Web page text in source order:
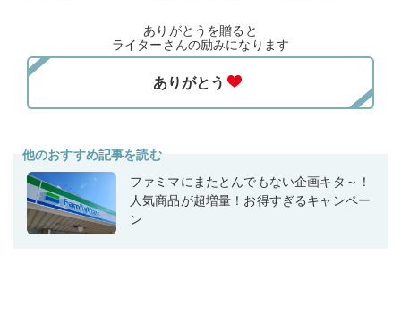
ありがとうを贈ると
ライターさんの励みになります
他のおすすめ記事を読む
ファミマにまたとんでもない企画キタ～！
人気商品が超増量！お得すぎるキャンペー
ン